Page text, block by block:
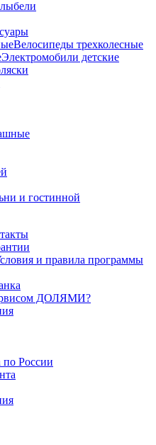
Велосипеды трехколесные
Электромобили детские
и гостинной
и правила программы
ДОЛЯМИ?
по России